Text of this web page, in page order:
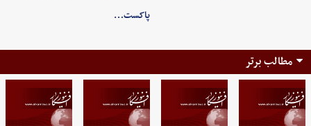
پاکست…
مطالب برتر